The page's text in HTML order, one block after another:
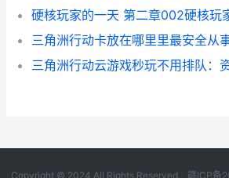
硬核玩家的一天 第二章002硬核玩
Copyright © 2024 All Rights Reserved. 赣ICP备